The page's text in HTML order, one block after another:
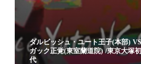
ダルビッシュ・ユート王子(本部)
ガック正覚(東室蘭道院) /東京大塚
代